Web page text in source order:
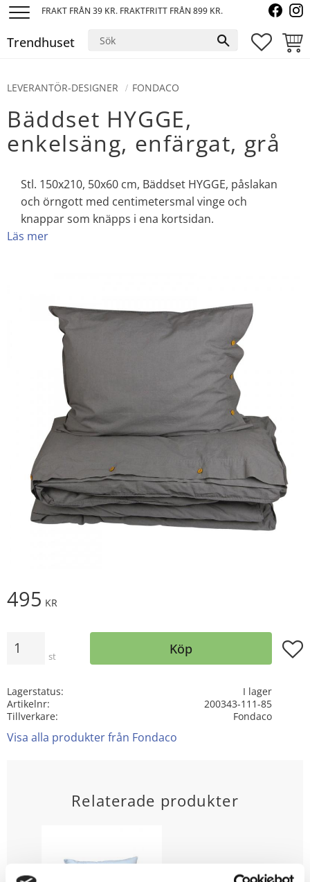
FRAKT FRÅN 39 KR. FRAKTFRITT FRÅN 899 KR.
Trendhuset
LEVERANTÖR-DESIGNER FONDACO
Bäddset HYGGE,
enkelsäng, enfärgat, grå
Stl. 150x210, 50x60 cm, Bäddset HYGGE, påslakan
och örngott med centimetersmal vinge och
knappar som knäpps i ena kortsidan.
Läs mer
495 KR
st Köp
Lagerstatus
I lager
Artikelnr
200343-111-85
Tillverkare
Fondaco
Visa alla produkter från Fondaco
Relaterade produkter